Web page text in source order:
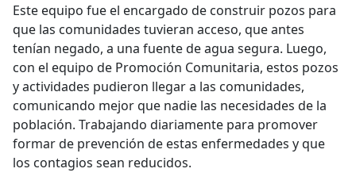
Este equipo fue el encargado de construir pozos para
que las comunidades tuvieran acceso, que antes
tenían negado, a una fuente de agua segura. Luego,
con el equipo de Promoción Comunitaria, estos pozos
y actividades pudieron llegar a las comunidades,
comunicando mejor que nadie las necesidades de la
población. Trabajando diariamente para promover
formar de prevención de estas enfermedades y que
los contagios sean reducidos.